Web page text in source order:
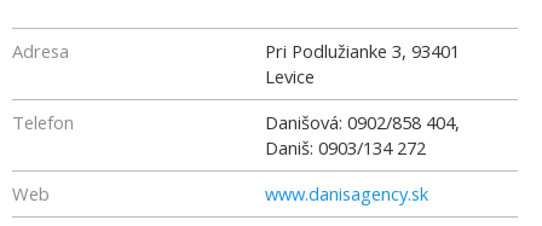
Adresa Pri Podlužianke 3, 93401
Levice
Telefon
Danišová: 0902/858 404,
Daniš: 0903/134 272
Web
www.danisagency.sk